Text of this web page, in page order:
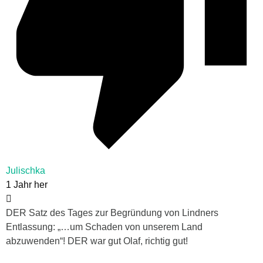
Julischka
1 Jahr her
DER Satz des Tages zur Begründung von Lindners
Entlassung: „…um Schaden von unserem Land
abzuwenden“! DER war gut Olaf, richtig gut!